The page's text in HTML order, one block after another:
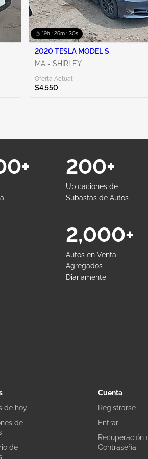
19h : 26m : 29s
2020 TESLA MODEL S
MA - SHIRLEY
Oferta Actual:
$4,550
Ubicaciones de
Subastas de Autos
200+
Autos en Venta
Agregados
Diariamente
2,000+
de hoy
de
de
Cuenta
Registrarse
Entrar
Recuperación
Contraseña